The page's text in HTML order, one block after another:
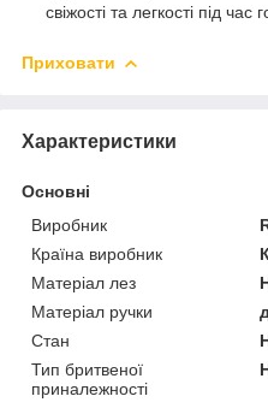
свіжості та легкості під час
Приховати
Характеристики
Основні
Виробник
Країна виробник
Матеріал лез
Матеріал ручки
Стан
Тип бритвеної
приналежності